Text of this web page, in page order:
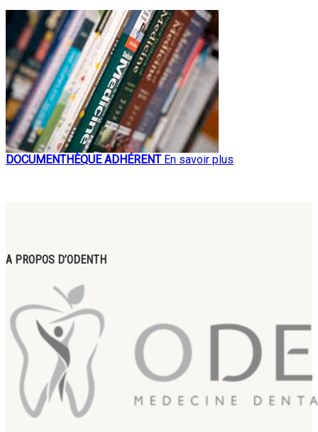
DOCUMENTHÈQUE ADHÉRENT En savoir plus
A PROPOS D’ODENTH